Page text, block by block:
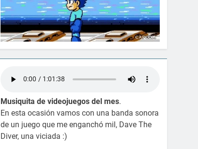
Musiquita de videojuegos del mes.
En esta ocasión vamos con una banda sonora
de un juego que me enganchó mil, Dave The
Diver, una viciada :)